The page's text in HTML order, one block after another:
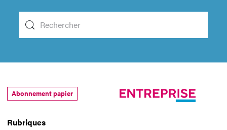
Rubriques
Abonnement papier